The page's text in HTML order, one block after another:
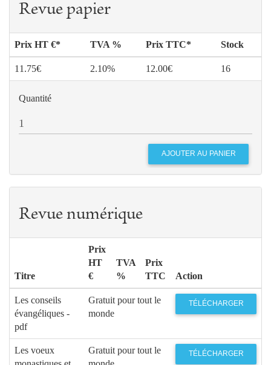
Revue papier
Prix HT €* TVA % Prix TTC* Stock
11.75€ 2.10% 12.00€ 16
Quantité
Revue numérique
Titre
Prix
HT
€
TVA
%
Prix
TTC
Action
Les conseils
évangéliques -
pdf
Gratuit pour tout le
monde
TÉLÉCHARGER
Les voeux
Gratuit pour tout le
TÉLÉCHARGER